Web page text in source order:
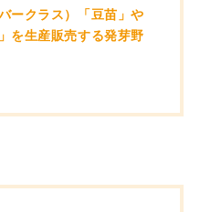
ークラス）「豆苗」や
を生産販売する発芽野